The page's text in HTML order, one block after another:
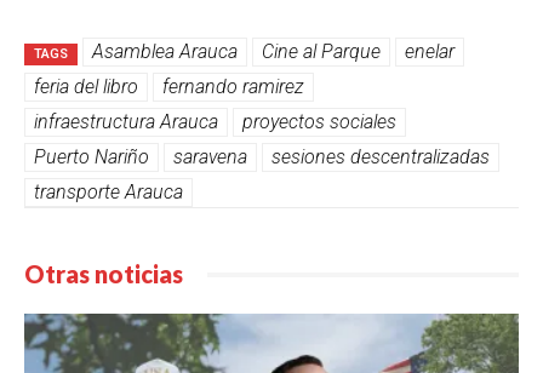
TAGS Asamblea Arauca Cine al Parque
enelar
feria del libro
fernando ramirez
infraestructura Arauca
proyectos sociales
Puerto Nariño
saravena
sesiones descentralizadas
transporte Arauca
Otras noticias